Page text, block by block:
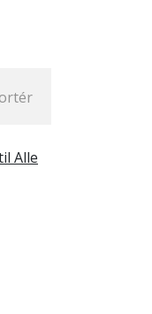
Alle